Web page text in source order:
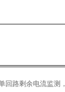
回路剩余电流监测，